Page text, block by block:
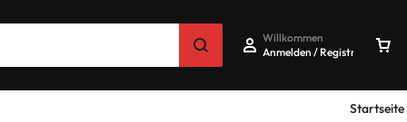
Willkommen
Anmelden / Registrieren
Startseite